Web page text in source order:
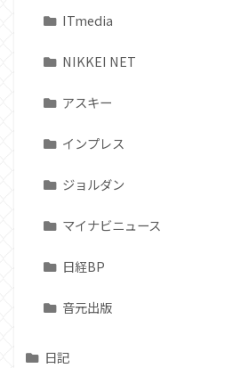
ITmedia
NIKKEI NET
アスキー
インプレス
ジョルダン
マイナビニュース
日経BP
音元出版
日記